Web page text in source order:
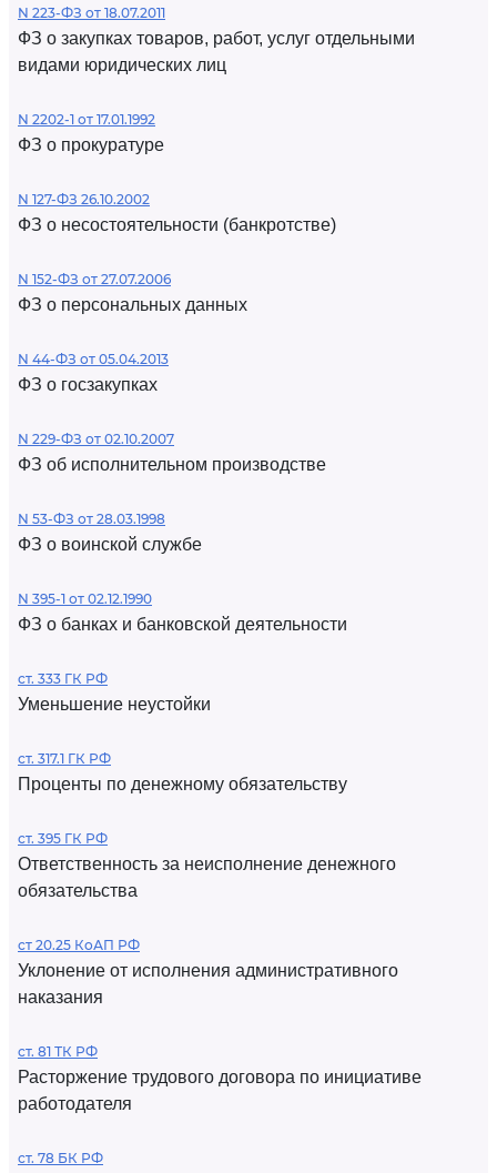
N 223-ФЗ от 18.07.2011
ФЗ о закупках товаров, работ, услуг отдельными
видами юридических лиц
N 2202-1 от 17.01.1992
ФЗ о прокуратуре
N 127-ФЗ 26.10.2002
ФЗ о несостоятельности (банкротстве)
N 152-ФЗ от 27.07.2006
ФЗ о персональных данных
N 44-ФЗ от 05.04.2013
ФЗ о госзакупках
N 229-ФЗ от 02.10.2007
ФЗ об исполнительном производстве
N 53-ФЗ от 28.03.1998
ФЗ о воинской службе
N 395-1 от 02.12.1990
ФЗ о банках и банковской деятельности
ст. 333 ГК РФ
Уменьшение неустойки
ст. 317.1 ГК РФ
Проценты по денежному обязательству
ст. 395 ГК РФ
Ответственность за неисполнение денежного
обязательства
ст 20.25 КоАП РФ
Уклонение от исполнения административного
наказания
ст. 81 ТК РФ
Расторжение трудового договора по инициативе
работодателя
ст. 78 БК РФ